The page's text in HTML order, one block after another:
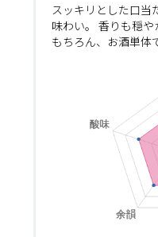
スッキリとした口当
味わい。 香りも穏
もちろん、お酒単体